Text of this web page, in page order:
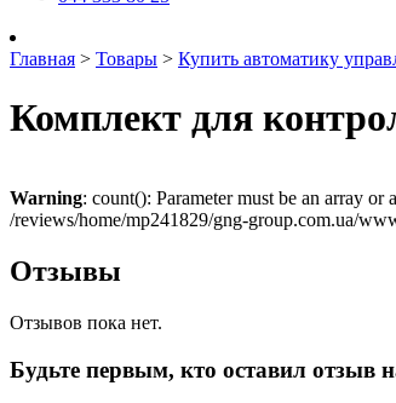
Главная > Товары > Купить автоматику
Комплект для
Warning: count(): Parameter must be an array
/reviews/home/mp241829/gng-group.com.ua/
Отзывы
Отзывов пока нет.
Будьте первым, кто оставил отзыв